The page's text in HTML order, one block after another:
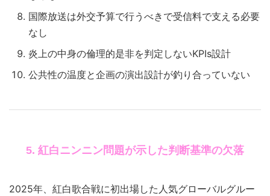
国際放送は外交予算で行うべきで受信料で支える必要
なし
炎上の中身の倫理的是非を判定しないKPIs設計
公共性の温度と企画の演出設計が釣り合っていない
5. 紅白ニンニン問題が示した判断基準の欠落
2025年、紅白歌合戦に初出場した人気グローバルグルー